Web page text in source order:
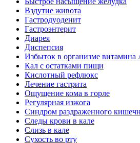
Вздутие живота
Гастродуоденит
Гастроэнтерит
Диарея
Диспепсия
Избыток в организме витамина
Кал с остатками пищи
Кислотный рефлюкс
Лечение гастрита
Ощущение кома в горле
Регулярная изжога
Синдром раздраженного
Следы крови в кале
Слизь в кале
Сухость во рту